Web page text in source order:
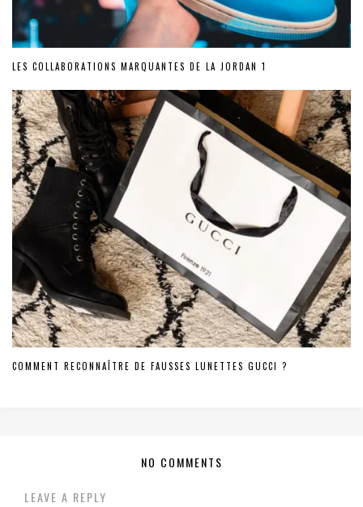
LES COLLABORATIONS MARQUANTES DE LA JORDAN 1
COMMENT RECONNAÎTRE DE FAUSSES LUNETTES GUCCI ?
NO COMMENTS
LEAVE A REPLY